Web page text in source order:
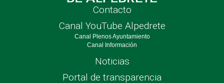
Contacto
Canal YouTube Alpedrete
Canal Plenos Ayuntamiento
Canal Información
Noticias
Portal de transparencia